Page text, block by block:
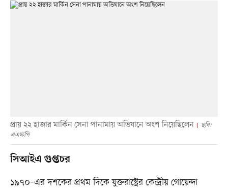
প্রায় ২২ হাজার মার্কিন সেনা পানামায় অভিযানে অংশ নিয়েছিলেন
ছবি:
এএফপি
সিআইএ গুপ্তচর
১৯৭০–এর দশকের প্রথম দিকে যুক্তরাষ্ট্রের কেন্দ্রীয় গোয়েন্দা